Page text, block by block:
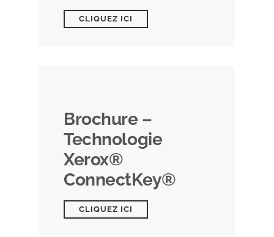
CLIQUEZ ICI
Brochure –
Technologie
Xerox®
ConnectKey®
CLIQUEZ ICI